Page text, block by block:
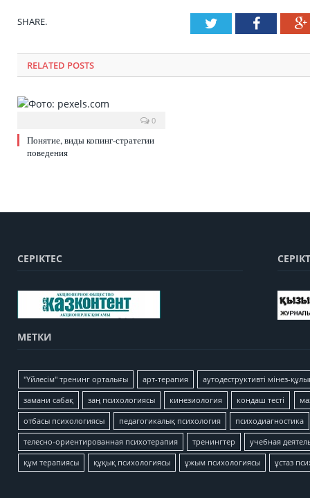
SHARE. Twitter
RELATED POSTS
0
Понятие, виды копинг-стратегии
поведения
СЕРІКТЕС
МЕТКИ
"Үйлесім" тренинг орталығы арт-терапия аутодеструктивті мінез-
замани сабақ заң психологиясы кинезиология кондаш тесті
отбасы психологиясы педагогикалық психология психодиагностика
телесно-ориентированная психотерапия тренингтер учебная
құм терапиясы құқық психологиясы ұжым психологиясы ұстаз